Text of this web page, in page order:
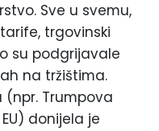
Sve u svemu,
trgovinski
su podgrijavale
na tržištima.
Trumpova
donijela je